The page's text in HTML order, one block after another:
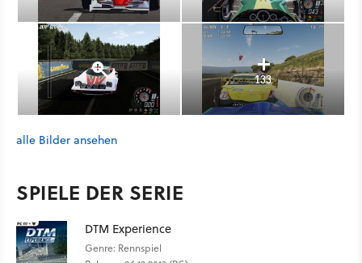
133
alle Bilder ansehen
SPIELE DER SERIE
DTM Experience
Genre: Rennspiel